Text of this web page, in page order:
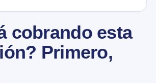
cobrando esta
Primero,